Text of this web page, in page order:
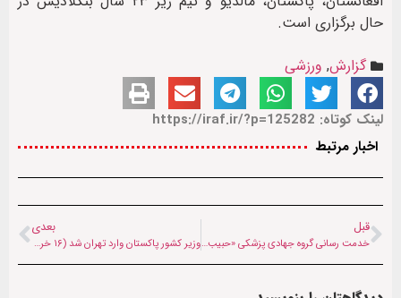
حال برگزاری است.
گزارش, ورزشی
لینک کوتاه: https://iraf.ir/?p=125282
اخبار مرتبط
قبل
خدمت رسانی گروه جهادی پزشکی «حبیب رضوان» به ۵۰۰ نفر از ساکنان گلشهر مشهد
بعدی
وزیر کشور پاکستان وارد تهران شد (۱۶ خرداد ۱۴۰۵)